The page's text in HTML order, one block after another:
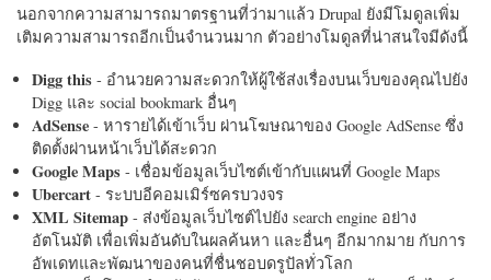
นอกจากความสามารถมาตรฐานที่ว่ามาแล้ว Drupal ยังมีโมดูลเพิ่ม
เติมความสามารถอีกเป็นจำนวนมาก ตัวอย่างโมดูลที่น่าสนใจมีดังนี้
Digg this - อำนวยความสะดวกให้ผู้ใช้ส่งเรื่องบนเว็บของคุณไปยัง
Digg และ social bookmark อื่นๆ
AdSense - หารายได้เข้าเว็บ ผ่านโฆษณาของ Google AdSense ซึ่ง
ติดตั้งผ่านหน้าเว็บได้สะดวก
Google Maps - เชื่อมข้อมูลเว็บไซต์เข้ากับแผนที่ Google Maps
Ubercart - ระบบอีคอมเมิร์ซครบวงจร
XML Sitemap - ส่งข้อมูลเว็บไซต์ไปยัง search engine อย่าง
อัตโนมัติ เพื่อเพิ่มอันดับในผลค้นหา และอื่นๆ อีกมากมาย กับการ
อัพเดทและพัฒนาของคนที่ชื่นชอบดรูปัลทั่วโลก